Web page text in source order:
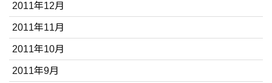
2011年12月
2011年11月
2011年10月
2011年9月